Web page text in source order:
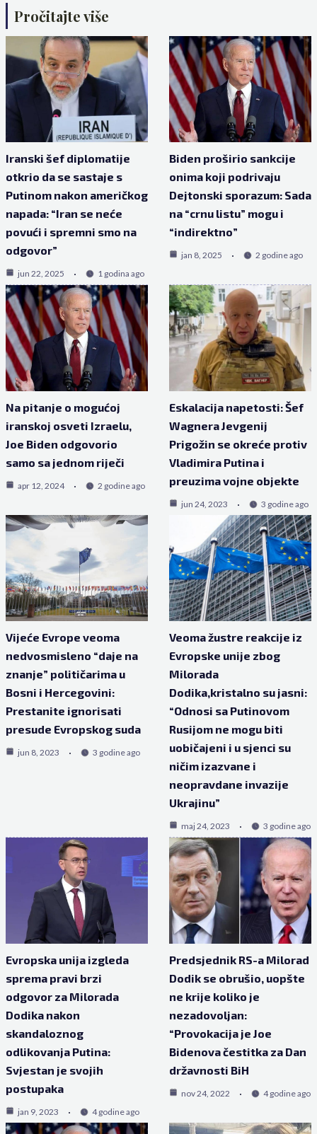
Pročitajte više
Iranski šef diplomatije
otkrio da se sastaje s
Putinom nakon američkog
napada: “Iran se neće
povući i spremni smo na
odgovor”
jun 22, 2025 1 godina ago
Biden proširio sankcije
onima koji podrivaju
Dejtonski sporazum: Sada
na “crnu listu” mogu i
“indirektno”
jan 8, 2025 2 godine ago
Na pitanje o mogućoj
iranskoj osveti Izraelu,
Joe Biden odgovorio
samo sa jednom riječi
apr 12, 2024 2 godine ago
Eskalacija napetosti: Šef
Wagnera Jevgenij
Prigožin se okreće protiv
Vladimira Putina i
preuzima vojne objekte
jun 24, 2023 3 godine ago
Vijeće Evrope veoma
nedvosmisleno “daje na
znanje” političarima u
Bosni i Hercegovini:
Prestanite ignorisati
presude Evropskog suda
jun 8, 2023 3 godine ago
Veoma žustre reakcije iz
Evropske unije zbog
Milorada
Dodika,kristalno su jasni:
“Odnosi sa Putinovom
Rusijom ne mogu biti
uobičajeni i u sjenci su
ničim izazvane i
neopravdane invazije
Ukrajinu”
maj 24, 2023 3 godine ago
Evropska unija izgleda
sprema pravi brzi
odgovor za Milorada
Dodika nakon
skandaloznog
odlikovanja Putina:
Svjestan je svojih
postupaka
jan 9, 2023 4 godine ago
Predsjednik RS-a Milorad
Dodik se obrušio, uopšte
ne krije koliko je
nezadovoljan:
“Provokacija je Joe
Bidenova čestitka za Dan
državnosti BiH
nov 24, 2022 4 godine ago